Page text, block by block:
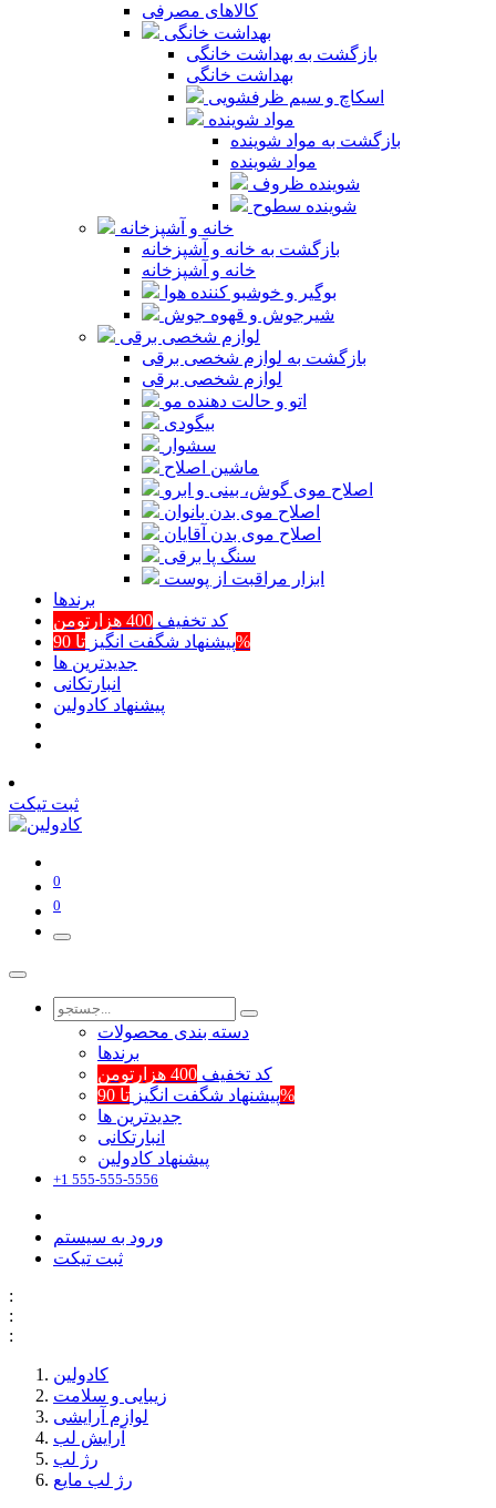
کالاهای مصرفی
بهداشت خانگی
بازگشت به بهداشت خانگی
بهداشت خانگی
اسکاچ و سیم ظرفشویی
مواد شوینده
بازگشت به مواد شوینده
مواد شوینده
شوینده ظروف
شوینده سطوح
خانه و آشپزخانه
بازگشت به خانه و آشپزخانه
خانه و آشپزخانه
بوگیر و خوشبو کننده هوا
شیرجوش و قهوه جوش
لوازم شخصی برقی
بازگشت به لوازم شخصی برقی
لوازم شخصی برقی
اتو و حالت دهنده مو
بیگودی
سشوار
ماشین اصلاح
اصلاح موی گوش، بینی و ابرو
اصلاح موی بدن بانوان
اصلاح موی بدن آقایان
سنگ پا برقی
ابزار مراقبت از پوست
برند‌ها
کد تخفیف 400 هزارتومن
پیشنهاد شگفت انگیزتا 90%
جدیدترین ها
انبارتکانی
پیشنهاد کادولین
ثبت تیکت
0
0
دسته بندی محصولات
برند‌ها
کد تخفیف 400 هزارتومن
پیشنهاد شگفت انگیزتا 90%
جدیدترین ها
انبارتکانی
پیشنهاد کادولین
+1 555-555-5556
ورود به سیستم
ثبت تیکت
:
:
:
کادولین
زیبایی و سلامت
لوازم آرایشی
آرایش لب
رژ لب
رژ لب مایع